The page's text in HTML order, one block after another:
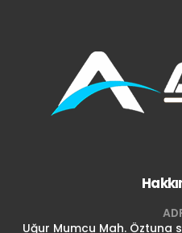
Uğur Mumcu Mah. Öztuna